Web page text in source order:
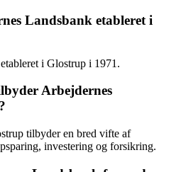
Landsbank etableret i
i Glostrup i 1971.
Arbejdernes
tilbyder en bred vifte af
investering og forsikring.